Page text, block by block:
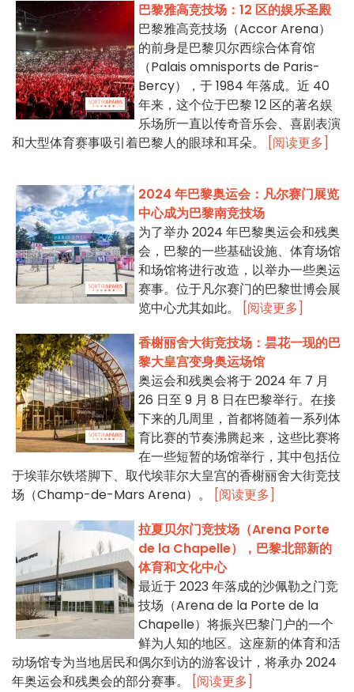
巴黎雅高竞技场：12 区的娱乐圣殿
巴黎雅高竞技场（Accor Arena）
的前身是巴黎贝尔西综合体育馆
（Palais omnisports de Paris-
Bercy），于 1984 年落成。近 40
年来，这个位于巴黎 12 区的著名娱
乐场所一直以传奇音乐会、喜剧表演
和大型体育赛事吸引着巴黎人的眼球和耳朵。
[阅读更多]
2024 年巴黎奥运会：凡尔赛门展览
中心成为巴黎南竞技场
为了举办 2024 年巴黎奥运会和残奥
会，巴黎的一些基础设施、体育场馆
和场馆将进行改造，以举办一些奥运
赛事。位于凡尔赛门的巴黎世博会展
览中心尤其如此。
[阅读更多]
香榭丽舍大街竞技场：昙花一现的巴
黎大皇宫变身奥运场馆
奥运会和残奥会将于 2024 年 7 月
26 日至 9 月 8 日在巴黎举行。在接
下来的几周里，首都将随着一系列体
育比赛的节奏沸腾起来，这些比赛将
在一些短暂的场馆举行，其中包括位
于埃菲尔铁塔脚下、取代埃菲尔大皇宫的香榭丽舍大街竞技
场（Champ-de-Mars Arena）。
[阅读更多]
拉夏贝尔门竞技场（Arena Porte
de la Chapelle），巴黎北部新的
体育和文化中心
最近于 2023 年落成的沙佩勒之门竞
技场（Arena de la Porte de la
Chapelle）将振兴巴黎门户的一个
鲜为人知的地区。这座新的体育和活
动场馆专为当地居民和偶尔到访的游客设计，将承办 2024
年奥运会和残奥会的部分赛事。
[阅读更多]